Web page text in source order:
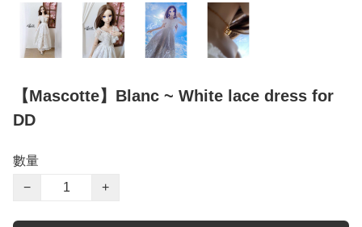
【Mascotte】Blanc ~ White lace dress for
DD
數量
−
+